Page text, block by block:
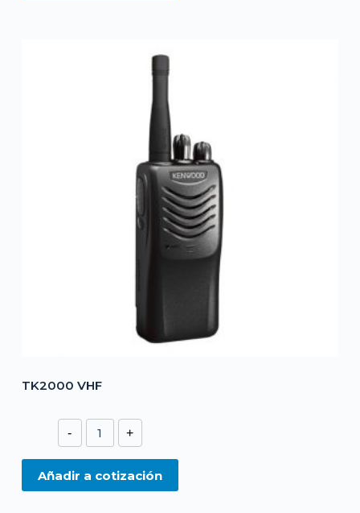
TK2000 VHF
-
TK2000
VHF
+
Añadir a cotización